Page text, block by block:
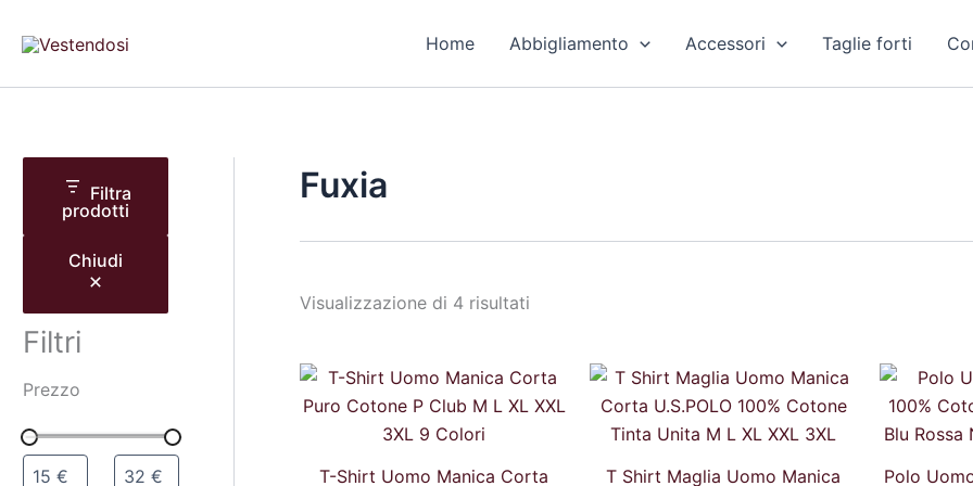
Home Abbigliamento Accessori Taglie forti
Filtra
prodotti
Chiudi
Filtri
Prezzo
g
lt
i
Fuxia
Visualizzazione di 4 risultati
base
recente
T-Shirt Uomo Manica Corta
Il
prezzo
originale
era:
Il
prezzo
attuale
T Shirt Maglia Uomo Manica
Il
prezzo
originale
era:
Il
prezzo
attuale
è:
Polo